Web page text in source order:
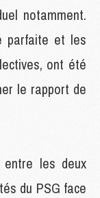
notamment.
parfaite et les
ont été
le rapport de
les deux
du PSG face